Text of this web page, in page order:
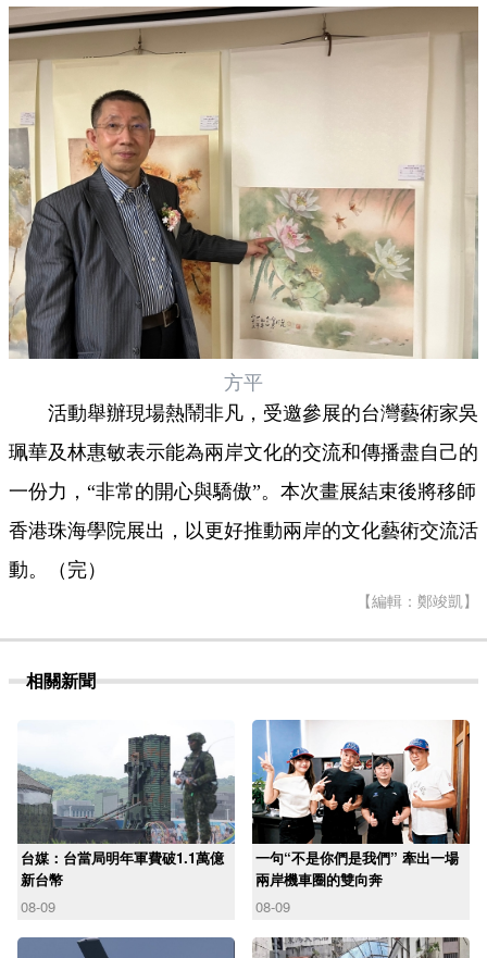
方平
活動舉辦現場熱鬧非凡，受邀參展的台灣藝術家吳
珮華及林惠敏表示能為兩岸文化的交流和傳播盡自己的
一份力，“非常的開心與驕傲”。本次畫展結束後將移師
香港珠海學院展出，以更好推動兩岸的文化藝術交流活
動。（完）
【編輯：鄭竣凱】
相關新聞
台媒：台當局明年軍費破1.1萬億
新台幣
08-09
一句“不是你們是我們” 牽出一場
兩岸機車圈的雙向奔
08-09